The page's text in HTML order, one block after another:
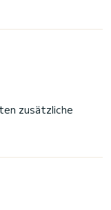
zusätzliche